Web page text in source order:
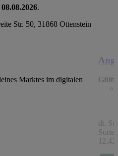
08.08.2026.
Str. 50, 31868 Ottenstein
Marktes im digitalen
dt.